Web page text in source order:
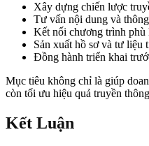
Xây dựng chiến lược
Tư vấn nội dung và
Kết nối chương trình phù
Sản xuất hồ sơ và tư liệu
Đồng hành triển khai
Mục tiêu không chỉ là giúp
còn tối ưu hiệu quả truyền
Kết Luận